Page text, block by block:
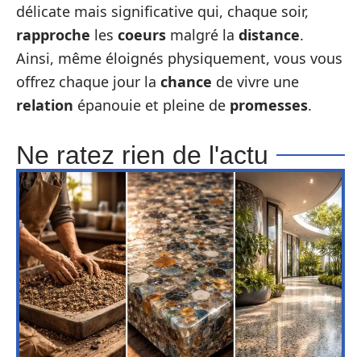
délicate mais significative qui, chaque soir,
rapproche les coeurs malgré la distance.
Ainsi, même éloignés physiquement, vous vous
offrez chaque jour la chance de vivre une
relation épanouie et pleine de promesses.
Ne ratez rien de l'actu